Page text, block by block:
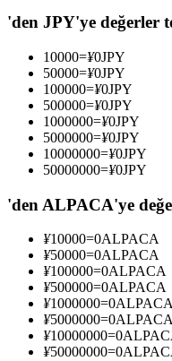
Kopya Tüccarı Olun
Kâr paylaşımı ve
'den JPY'ye değerler
10000=¥0JPY
50000=¥0JPY
100000=¥0JPY
500000=¥0JPY
1000000=¥0JPY
5000000=¥0JPY
10000000=¥0JPY
50000000=¥0JPY
'den ALPACA'ye
¥10000=0ALPACA
¥50000=0ALPACA
¥100000=0ALPACA
¥500000=0ALPACA
¥1000000=0ALPACA
¥5000000=0ALPACA
¥10000000=0
¥50000000=0